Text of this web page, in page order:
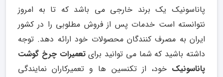
پاناسونیک یک برند خارجی می باشد که تا به امروز
نتوانسته است خدمات پس از فروش مطلوبی را در کشور
ایران به مصرف کنندگان محصولات خود ارائه دهد. توجه
داشته باشید که شما می توانید برایتعمیرات چرخ گوشت
پاناسونیک خود، از تکنسین ها و تعمیرکاران نمایندگی